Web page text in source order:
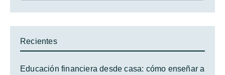
Recientes
Educación financiera desde casa: cómo enseñar a